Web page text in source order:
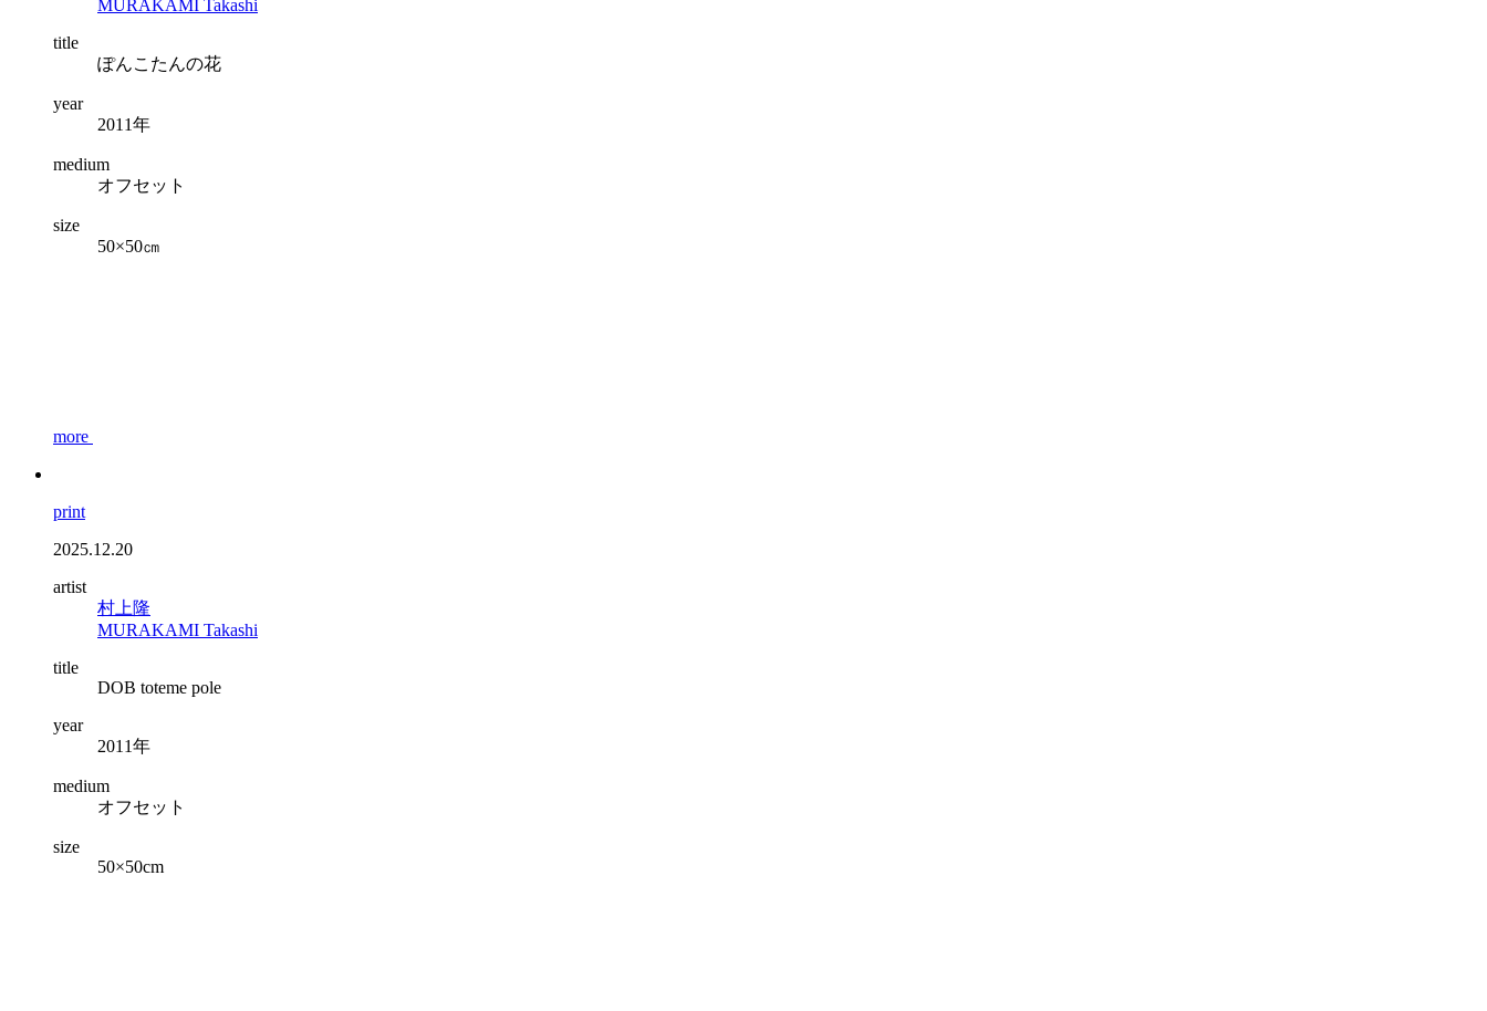
MURAKAMI Takashi
title
ぽんこたんの花
year
2011年
medium
オフセット
size
50×50㎝
more
print
2025.12.20
artist
村上隆
MURAKAMI Takashi
title
DOB toteme pole
year
2011年
medium
オフセット
size
50×50cm